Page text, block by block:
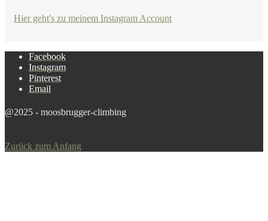
Hier geht's zu meinem Instagram Account
Facebook
Instagram
Pinterest
Email
@2025 - moosbrugger-climbing
Zurück zum Anfang